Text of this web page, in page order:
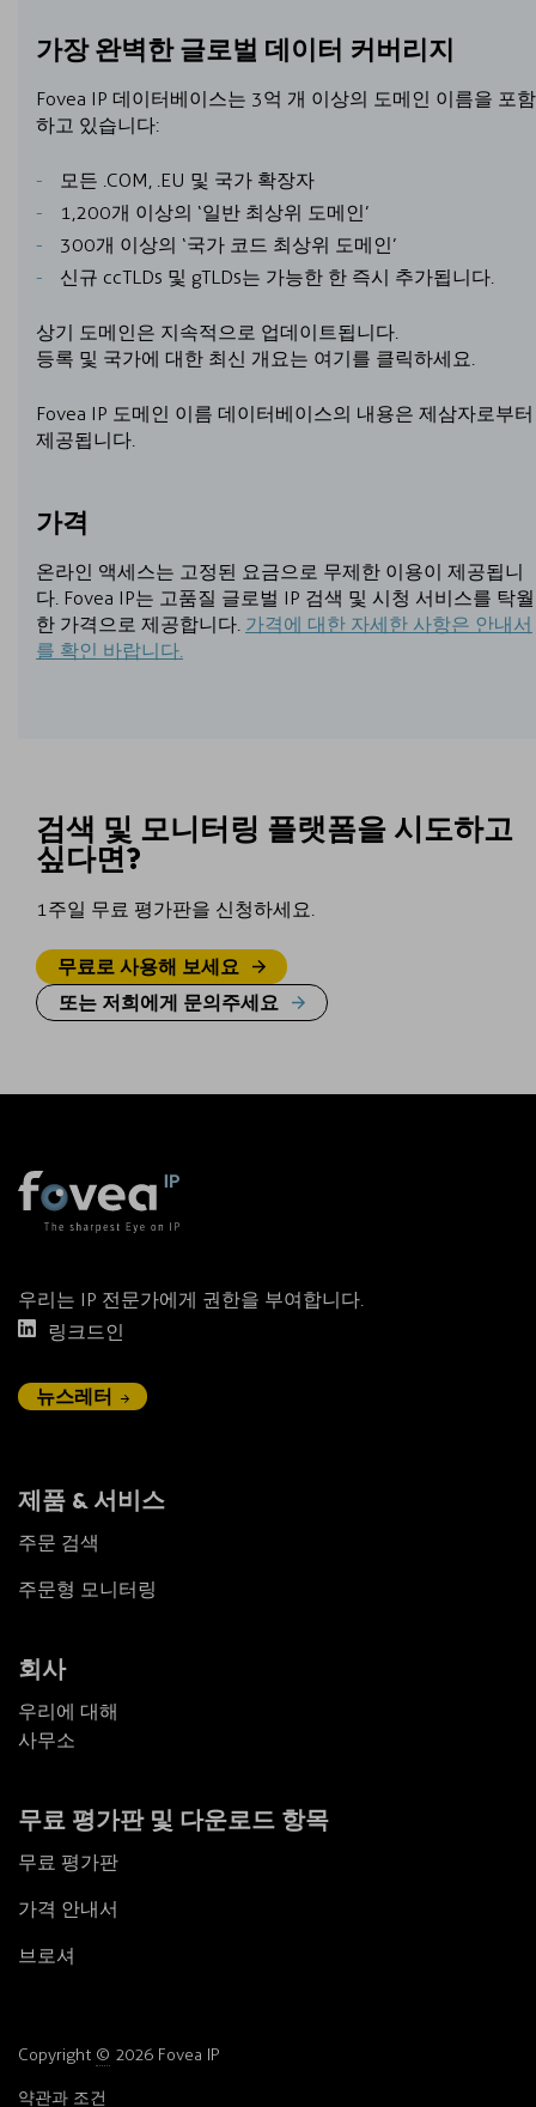
가장 완벽한 글로벌 데이터 커버리지
Fovea IP 데이터베이스는 3억 개 이상의 도메인 이름을 포함
하고 있습니다:
모든 .COM, .EU 및 국가 확장자
1,200개 이상의 ‘일반 최상위 도메인’
300개 이상의 ‘국가 코드 최상위 도메인’
신규 ccTLDs 및 gTLDs는 가능한 한 즉시 추가됩니다.
상기 도메인은 지속적으로 업데이트됩니다.
등록 및 국가에 대한 최신 개요는 여기를 클릭하세요.
Fovea IP 도메인 이름 데이터베이스의 내용은 제삼자로부터
제공됩니다.
가격
온라인 액세스는 고정된 요금으로 무제한 이용이 제공됩니
다. Fovea IP는 고품질 글로벌 IP 검색 및 시청 서비스를 탁월
한 가격으로 제공합니다. 가격에 대한 자세한 사항은 안내서
를 확인 바랍니다.
검색 및 모니터링 플랫폼을 시도하고
싶다면?
1주일 무료 평가판을 신청하세요.
무료로 사용해 보세요
또는 저희에게 문의주세요
우리는 IP 전문가에게 권한을 부여합니다.
링크드인
뉴스레터
제품 & 서비스
주문 검색
주문형 모니터링
회사
우리에 대해
사무소
무료 평가판 및 다운로드 항목
무료 평가판
가격 안내서
브로셔
Copyright © 2026 Fovea IP
약관과 조건